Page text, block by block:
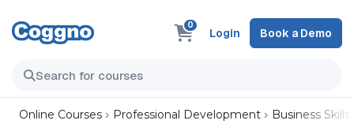
0
Login Book a Demo
Online Courses Professional Development Business Skills